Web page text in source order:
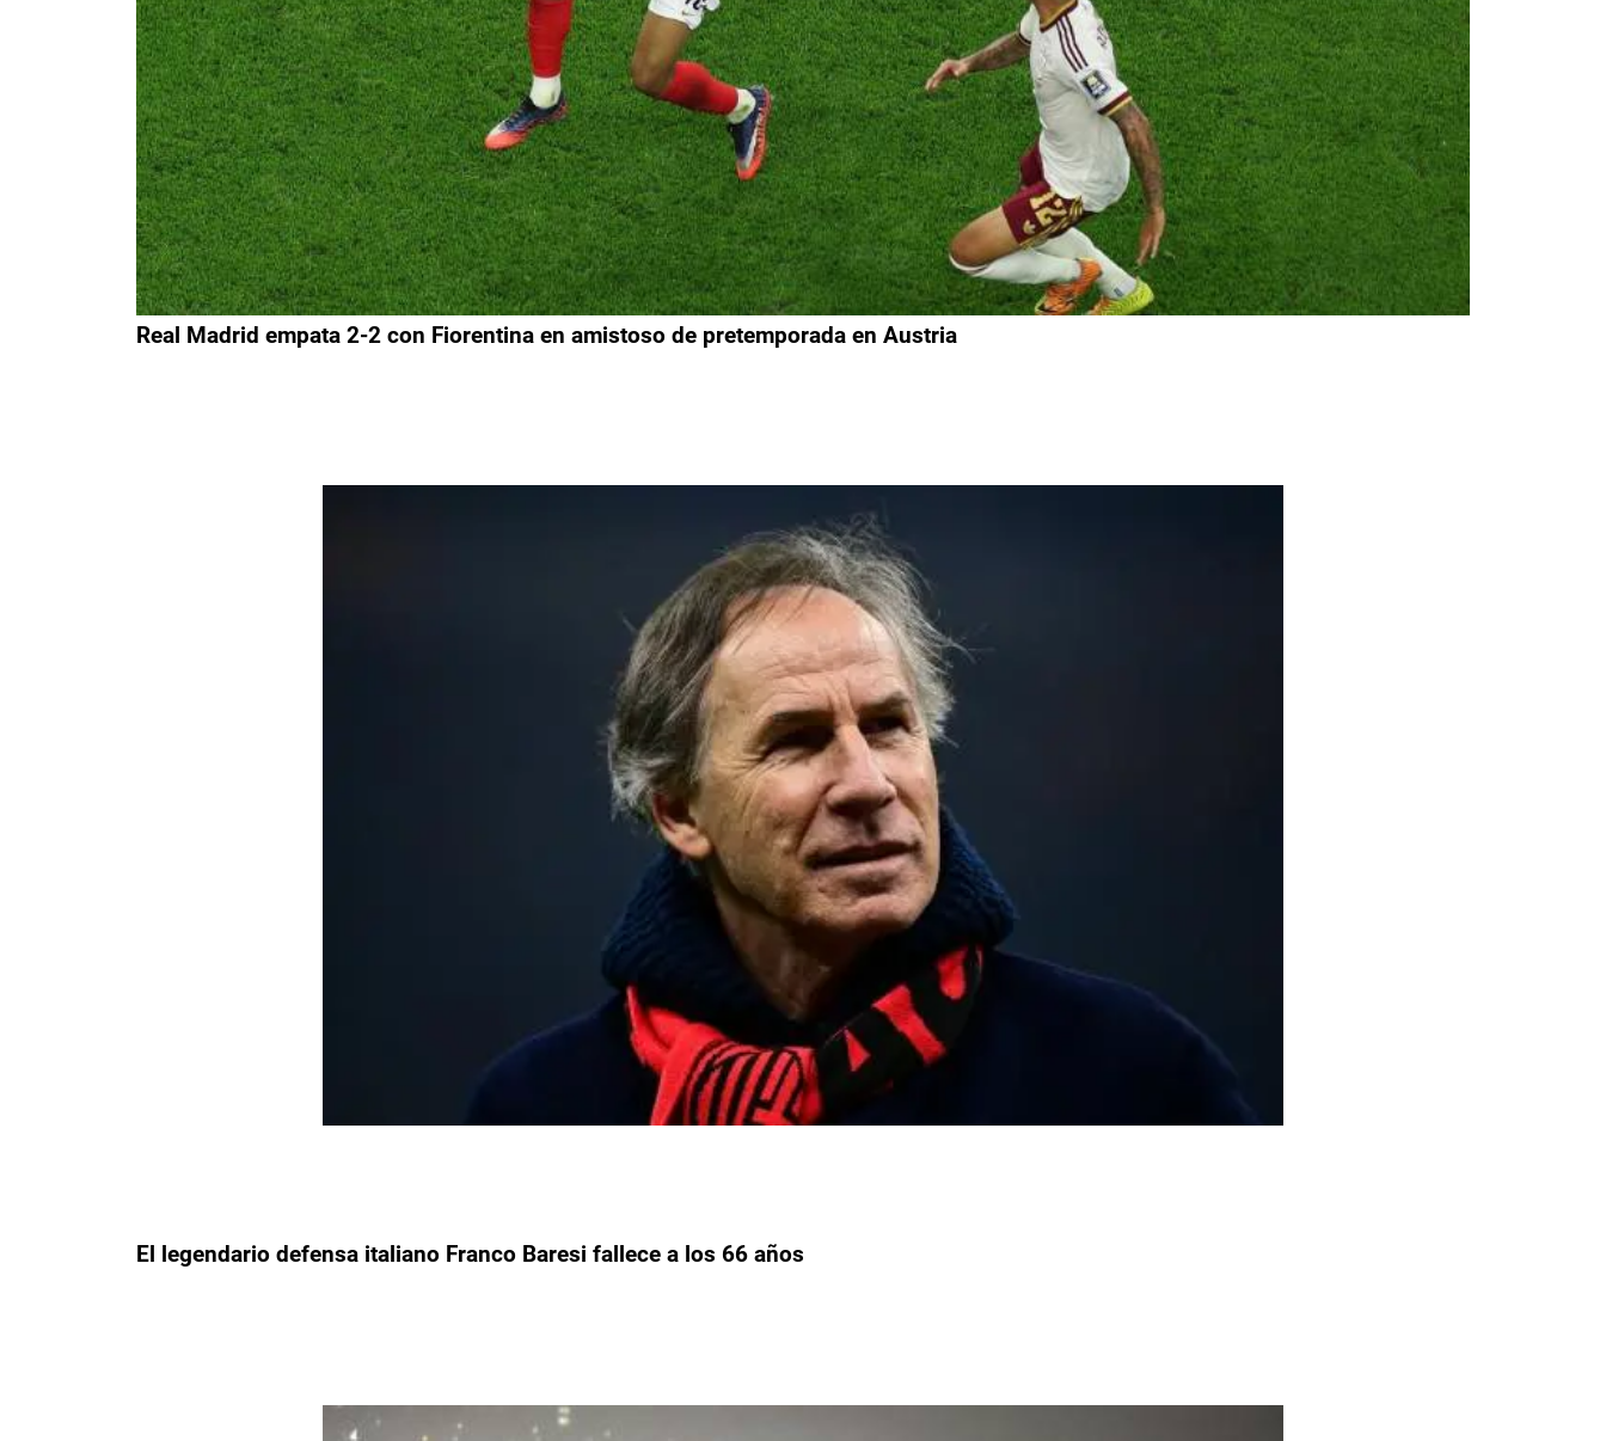
Real Madrid empata 2-2 con Fiorentina en amistoso de pretemporada en Austria
El legendario defensa italiano Franco Baresi fallece a los 66 años